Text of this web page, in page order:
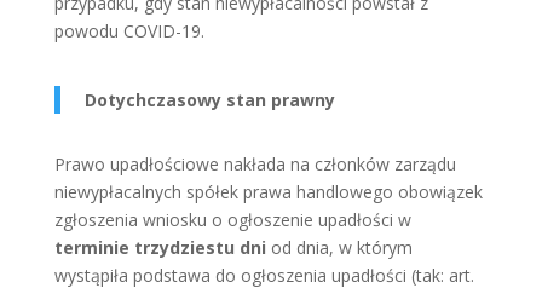
powodu COVID-19.
Dotychczasowy stan prawny
Prawo upadłościowe nakłada na członków zarządu
niewypłacalnych spółek prawa handlowego obowiązek
zgłoszenia wniosku o ogłoszenie upadłości w
terminie trzydziestu dni od dnia, w którym
wystąpiła podstawa do ogłoszenia upadłości (tak: art.